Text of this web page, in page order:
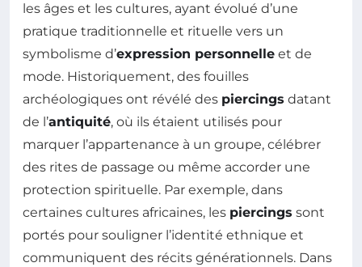
les âges et les cultures, ayant évolué d’une
pratique traditionnelle et rituelle vers un
symbolisme d’expression personnelle et de
mode. Historiquement, des fouilles
archéologiques ont révélé des piercings datant
de l’antiquité, où ils étaient utilisés pour
marquer l’appartenance à un groupe, célébrer
des rites de passage ou même accorder une
protection spirituelle. Par exemple, dans
certaines cultures africaines, les piercings sont
portés pour souligner l’identité ethnique et
communiquent des récits générationnels. Dans